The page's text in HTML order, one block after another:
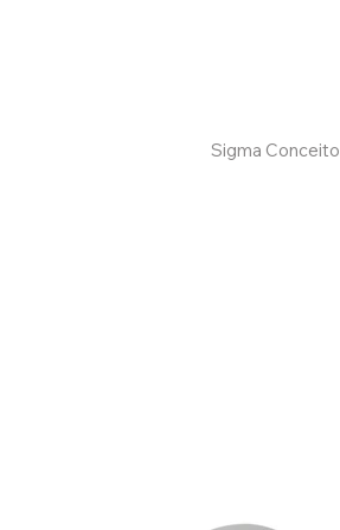
Sigma Conceito